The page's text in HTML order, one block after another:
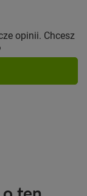
opinii. Chcesz